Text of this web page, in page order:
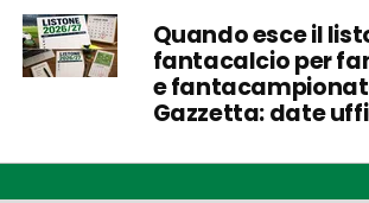
Quando esce il
fantacalcio per
e
Gazzetta: date